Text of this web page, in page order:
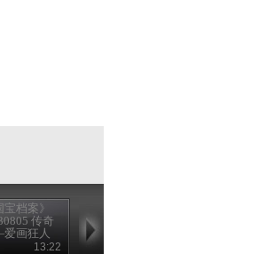
宝档案》
传奇
画狂人
13:22
20130803 传奇
——金虎护卫的